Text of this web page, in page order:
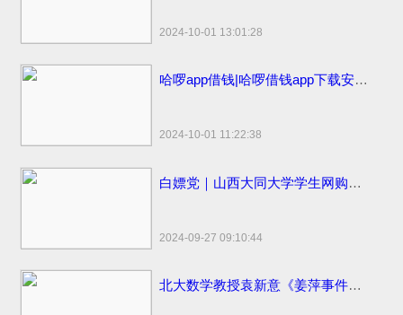
2024-10-01 13:01:28
哈啰app借钱|哈啰借钱app下载安装免费小小上当和电话骚扰
2024-10-01 11:22:38
白嫖党｜山西大同大学学生网购申请“仅退款”被拒骂客服一小时
2024-09-27 09:10:44
北大数学教授袁新意《姜萍事件的疑点分析》点评姜萍板书 阿里巴巴竞赛受质疑